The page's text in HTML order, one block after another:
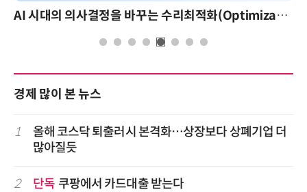
AI 시대의 의사결정을 바꾸는 수리최적화(Optimization): 실제 산업 적용 사례와 활용 전략
경제 많이 본 뉴스
1
올해 코스닥 퇴출러시 본격화…상장보다 상폐기업 더
많아질듯
2 단독 쿠팡에서 카드대출 받는다